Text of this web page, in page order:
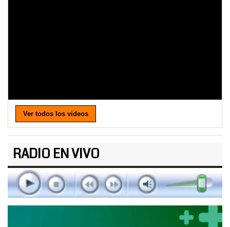
Ver todos los videos
RADIO EN VIVO